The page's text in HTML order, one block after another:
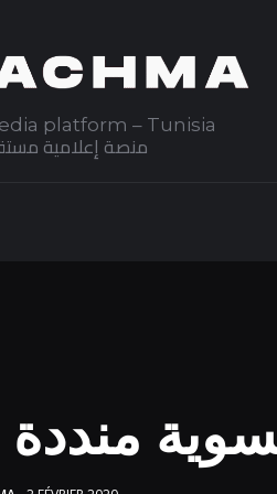
platform – Tunisia
منصة إعلامية
منددة